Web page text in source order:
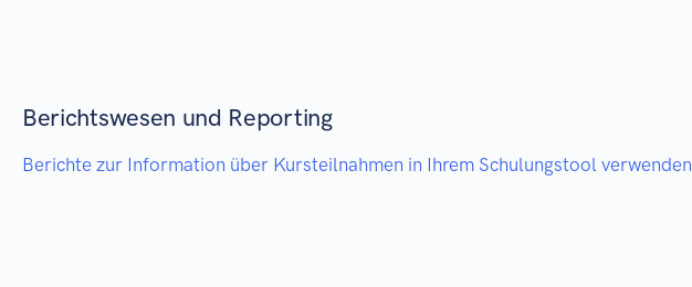
Berichtswesen und Reporting
Berichte zur Information über Kursteilnahmen in Ihrem Schulungstool verwenden